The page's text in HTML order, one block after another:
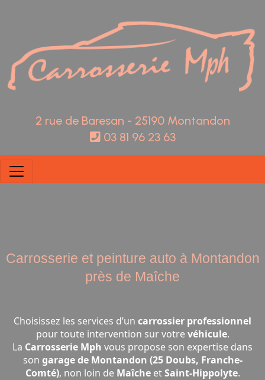
2 rue de Baresan - 25190 Montandon
03 81 96 23 63
Carrosserie et peinture auto à Montandon
près de Maîche
Choisissez les services d’un carrossier professionnel
pour toute intervention sur votrevéhicule.
La Carrosserie Mph vous propose son expertise dans
son garage de Montandon (25 Doubs, Franche-
Comté), non loin de MaîcheetSaint-Hippolyte.